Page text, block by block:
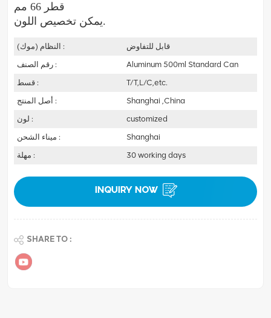
قطر 66 مم
يمكن تخصيص اللون.
النظام (موك) :
قابل للتفاوض
رقم الصنف :
Aluminum 500ml Standard Can
قسط :
T/T,L/C,etc.
أصل المنتج :
Shanghai ,China
لون :
customized
ميناء الشحن :
Shanghai
مهلة :
30 working days
INQUIRY NOW
SHARE TO :